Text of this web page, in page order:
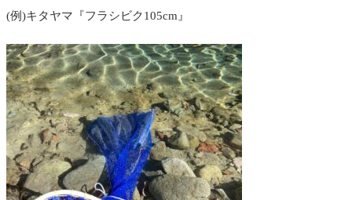
(例)キタヤマ『フラシビク105cm』